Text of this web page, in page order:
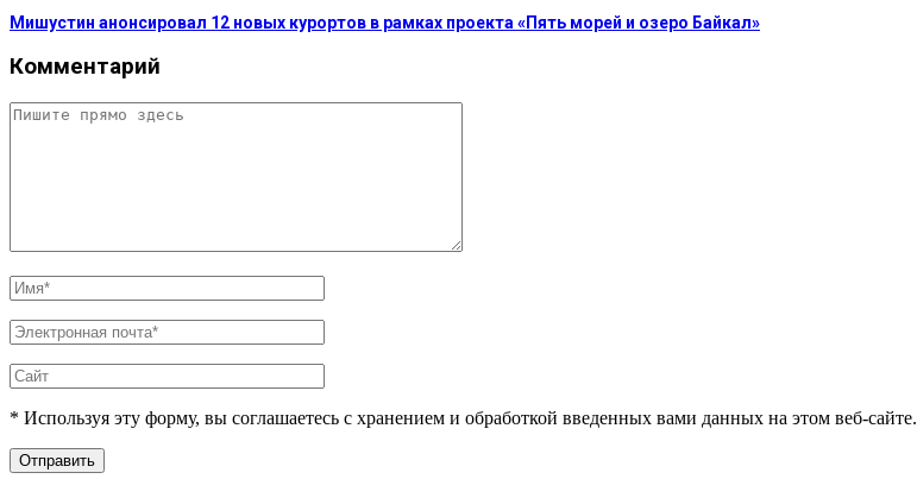
Мишустин анонсировал 12 новых курортов в рамках проекта «Пять морей и озеро Байкал»
Комментарий
* Используя эту форму, вы соглашаетесь с хранением и обработкой введенных вами данных на этом веб-сайте.